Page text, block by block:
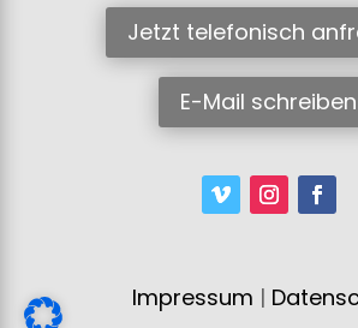
Jetzt telefonisch
E-Mail schreiben
Impressum |